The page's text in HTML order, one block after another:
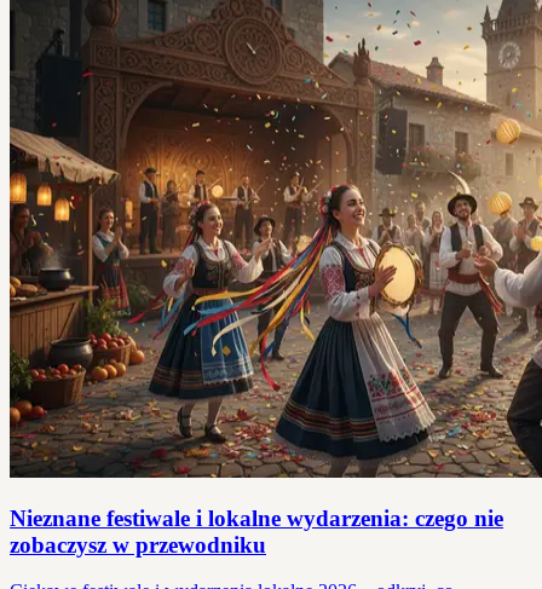
Nieznane festiwale i lokalne wydarzenia: czego nie
zobaczysz w przewodniku